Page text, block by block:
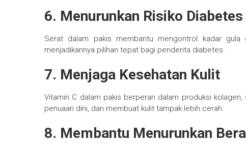
6. Menurunkan Risiko Diabetes
Serat dalam pakis membantu mengontrol kadar gula
menjadikannya pilihan tepat bagi penderita diabetes.
7. Menjaga Kesehatan Kulit
Vitamin C dalam pakis berperan dalam produksi
penuaan dini, dan membuat kulit tampak lebih cerah.
8. Membantu Menurunkan